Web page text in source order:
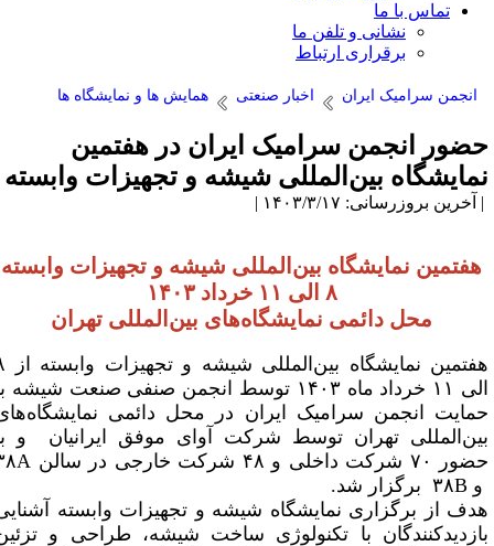
تماس با ما
نشانی و تلفن ما
برقراری ارتباط
انجمن سرامیک ایران اخبار صنعتی همایش ها و نمایشگاه ها
انجمن سرامیک ایران در هفتمین
بین‌المللی شیشه و تجهیزات وابسته
بروزرسانی: ۱۴۰۳/۳/۱۷ |
هفتمین نمایشگاه بین‌­المللی شیشه و تجهیزات وابسته
۸ الی ۱۱ خرداد ۱۴۰۳
محل دائمی نمایشگاه­‌های بین‌­المللی تهران
الی ۱۱ خرداد ماه ۱۴۰۳ توسط انجمن صنفی صنعت شیشه با
انجمن سرامیک ایران در محل دائمی نمایشگاه‌های
تهران توسط شرکت آوای موفق ایرانیان و با
شرکت داخلی و ۴۸ شرکت خارجی در سالن
۳۸A
۳۸Bبرگزار شد.
از برگزاری نمایشگاه شیشه و تجهیزات وابسته آشنایی
با تکنولوژی ساخت شیشه، طراحی و تزئین